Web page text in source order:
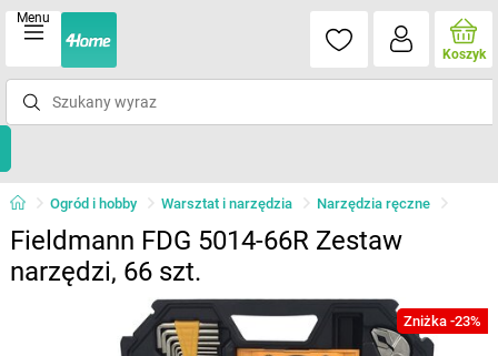
Menu
Koszyk
Ogród i hobby Warsztat i narzędzia Narzędzia ręczne
Fieldmann FDG 5014-66R Zestaw
narzędzi, 66 szt.
Zniżka -23%